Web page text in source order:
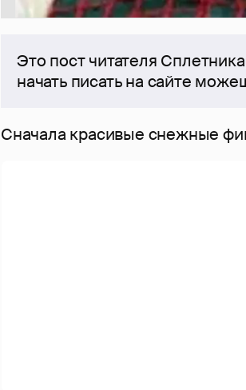
Это пост читателя
начать писать на сайте
Сначала красивые снежные